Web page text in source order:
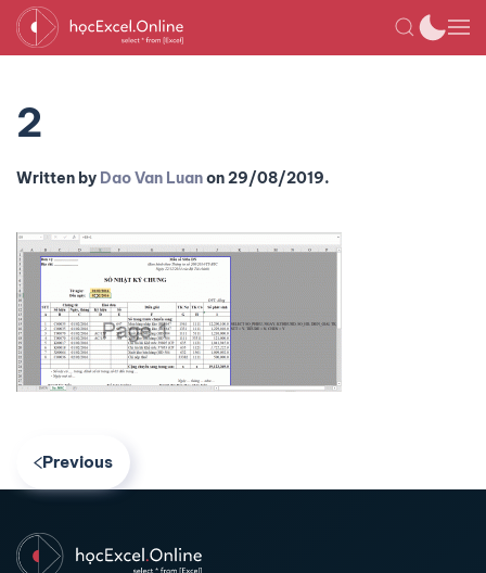
2
Written by Dao Van Luanon29/08/2019.
Previous